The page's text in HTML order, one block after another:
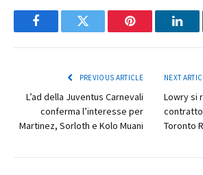
FacebookTwitter Pinterest
PREVIOUS ARTICLE
L’ad della Juventus Carnevali
conferma l’interesse per
Martinez, Sorloth e Kolo Muani
NEXT
Lowry si
Toronto